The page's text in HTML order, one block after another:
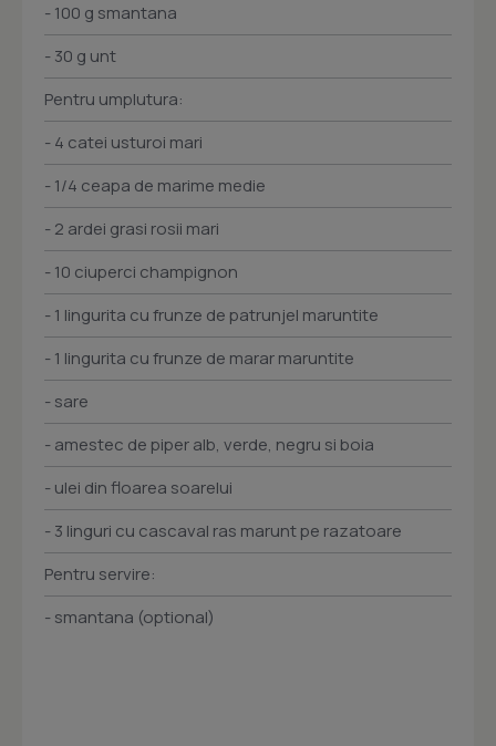
- 100 g smantana
- 30 g unt
Pentru umplutura:
- 4 catei usturoi mari
- 1/4 ceapa de marime medie
- 2 ardei grasi rosii mari
- 10 ciuperci champignon
- 1 lingurita cu frunze de patrunjel maruntite
- 1 lingurita cu frunze de marar maruntite
- sare
- amestec de piper alb, verde, negru si boia
- ulei din floarea soarelui
- 3 linguri cu cascaval ras marunt pe razatoare
Pentru servire:
- smantana (optional)